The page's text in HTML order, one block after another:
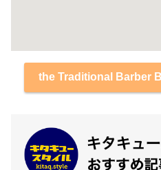
the Traditional Barber